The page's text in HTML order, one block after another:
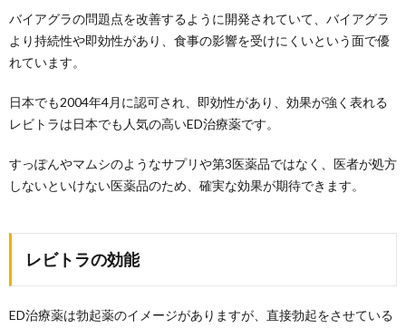
バイアグラの問題点を改善するように開発されていて、バイアグラ
より持続性や即効性があり、食事の影響を受けにくいという面で優
れています。
日本でも2004年4月に認可され、即効性があり、効果が強く表れる
レビトラは日本でも人気の高いED治療薬です。
すっぽんやマムシのようなサプリや第3医薬品ではなく、医者が処方
しないといけない医薬品のため、確実な効果が期待できます。
レビトラの効能
ED治療薬は勃起薬のイメージがありますが、直接勃起をさせている